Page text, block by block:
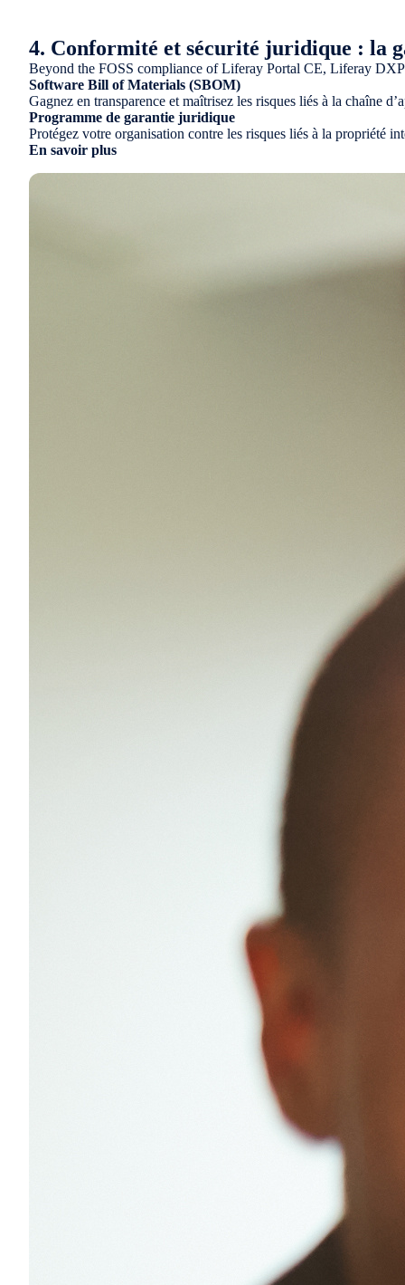
4. Conformité et sécurité juridique : la
Beyond the FOSS compliance of Liferay Portal CE, Liferay DXP
Software Bill of Materials (SBOM)
Gagnez en transparence et maîtrisez les risques liés à la chaîne
Programme de garantie juridique
Protégez votre organisation contre les risques liés à la propriété
En savoir plus